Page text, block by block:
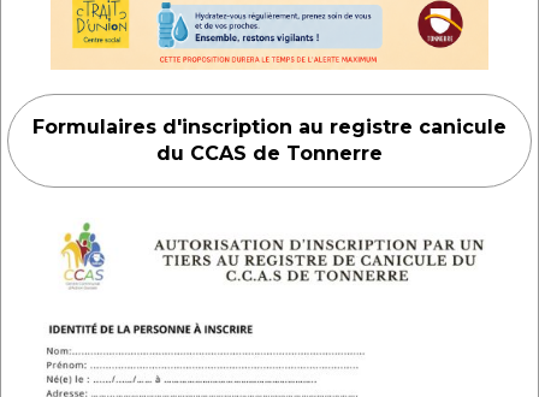
Formulaires d'inscription au registre canicule
du CCAS de Tonnerre